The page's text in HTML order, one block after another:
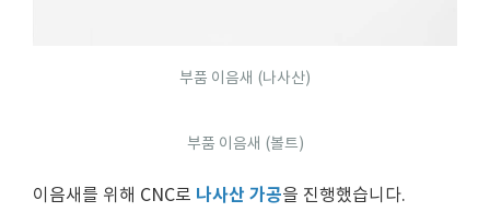
부품 이음새 (나사산)
부품 이음새 (볼트)
이음새를 위해 CNC로 나사산 가공을 진행했습니다.